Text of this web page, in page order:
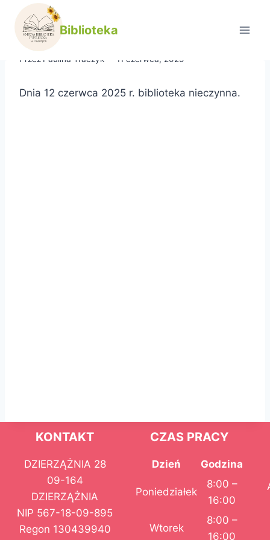
Przejdź
treści
Biblioteka
Biblioteka nieczynna
Przez Paulina Traczyk 11 czerwca, 2025
Dnia 12 czerwca 2025 r. biblioteka nieczynna.
KONTAKT
DZIERZĄŻNIA 28
09-164
DZIERZĄŻNIA
NIP 567-18-09-895
Regon 130439940
CZAS PRACY
Dzień Godzina
Poniedziałek
8:00 –
16:00
Wtorek
8:00 –
16:00